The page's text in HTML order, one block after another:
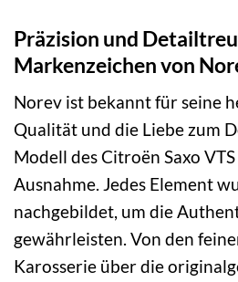
Präzision und
Markenzeichen von
Norev ist bekannt für seine
Qualität und die Liebe zum
Modell des Citroën Saxo
Ausnahme. Jedes Element
nachgebildet, um die
gewährleisten. Von den
Karosserie über die